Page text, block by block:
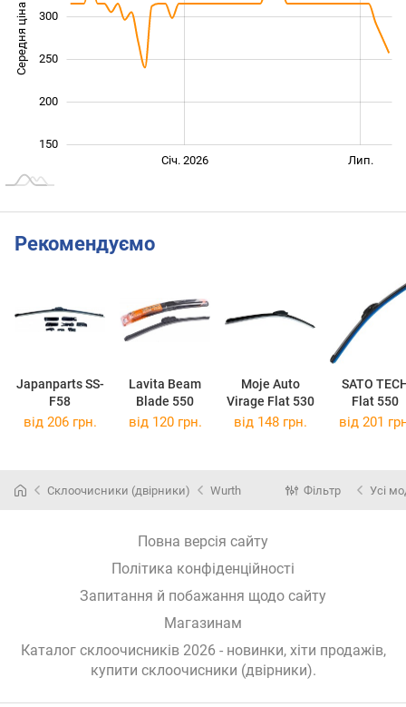
Середня ціна
150
200
250
300
Січ. 2026 Лип.
Рекомендуємо
Japanparts SS-
F58
Lavita Beam
Blade 550
Moje Auto
Virage Flat 530
SATO
Flat 550
від 206 грн. від 120 грн. від 148 грн. від 201
Склоочисники (двірники) Wurth Фільтр Усі
Повна версія сайту
Політика конфіденційності
Запитання й побажання щодо сайту
Магазинам
Каталог склоочисників 2026 - новинки, хіти продажів,
купити склоочисники (двірники).